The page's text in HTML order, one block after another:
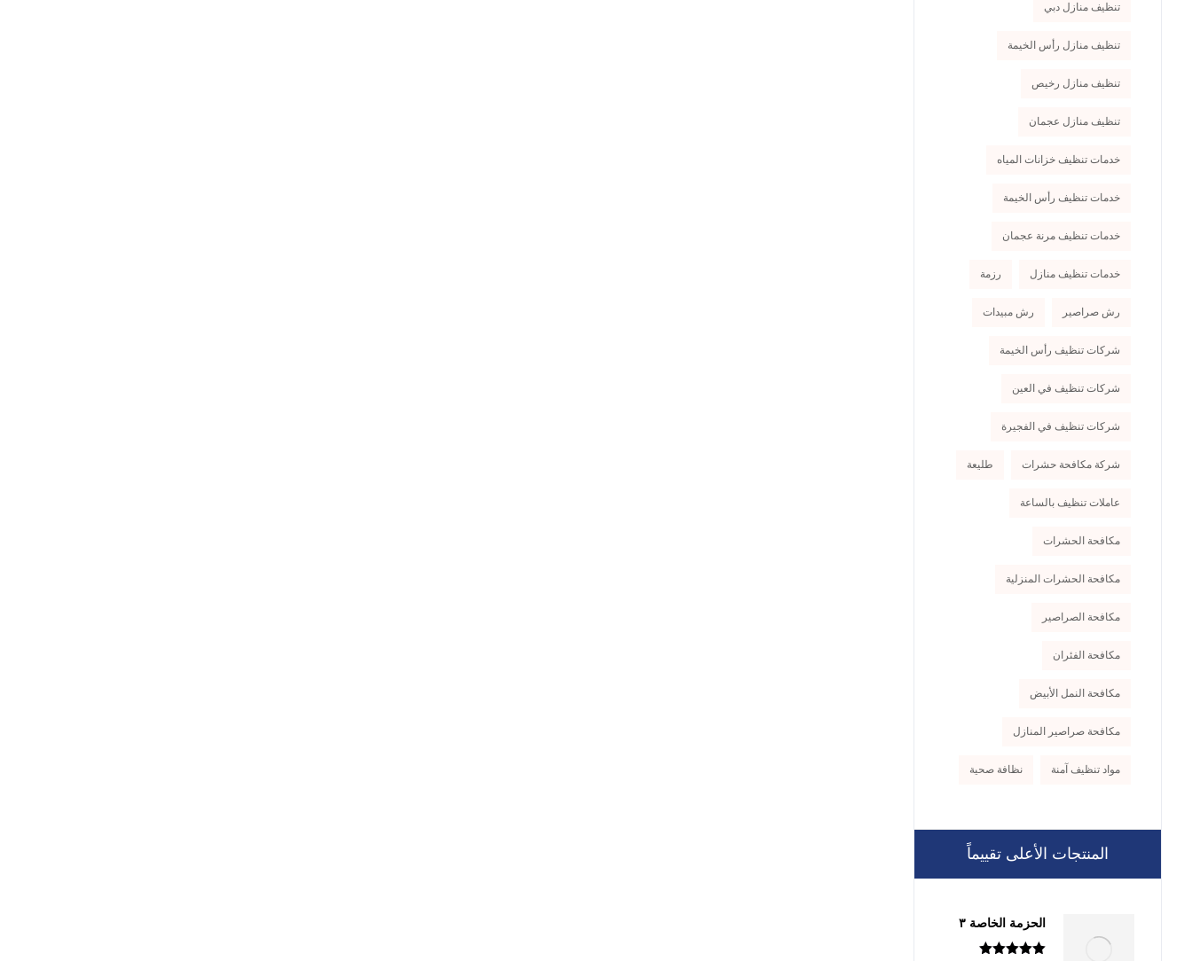
تنظيف منازل دبي
تنظيف منازل رأس الخيمة
تنظيف منازل رخيص
تنظيف منازل عجمان
خدمات تنظيف خزانات المياه
خدمات تنظيف رأس الخيمة
خدمات تنظيف مرنة عجمان
خدمات تنظيف منازل رزمة
رش صراصير رش مبيدات
شركات تنظيف رأس الخيمة
شركات تنظيف في العين
شركات تنظيف في الفجيرة
شركة مكافحة حشرات طليعة
عاملات تنظيف بالساعة
مكافحة الحشرات
مكافحة الحشرات المنزلية
مكافحة الصراصير
مكافحة الفئران
مكافحة النمل الأبيض
مكافحة صراصير المنازل
مواد تنظيف آمنة نظافة صحية
المنتجات الأعلى تقييماً
الحزمة الخاصة ٣